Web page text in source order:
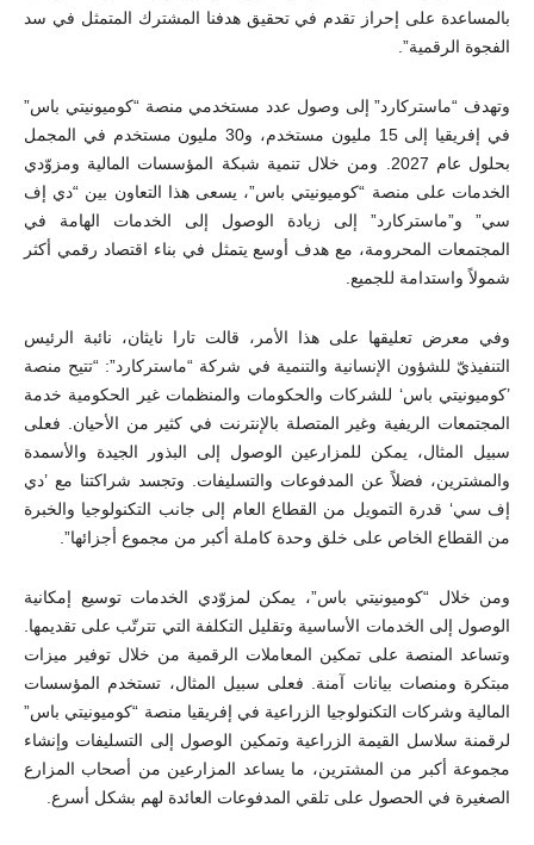
بالمساعدة على إحراز تقدم في تحقيق هدفنا المشترك المتمثل في سد
الفجوة الرقمية”.
وتهدف “ماستركارد” إلى وصول عدد مستخدمي منصة “كوميونيتي باس”
في إفريقيا إلى 15 مليون مستخدم، و30 مليون مستخدم في المجمل
بحلول عام 2027. ومن خلال تنمية شبكة المؤسسات المالية ومزوّدي
الخدمات على منصة “كوميونيتي باس”، يسعى هذا التعاون بين “دي إف
سي” و”ماستركارد” إلى زيادة الوصول إلى الخدمات الهامة في
المجتمعات المحرومة، مع هدف أوسع يتمثل في بناء اقتصاد رقمي أكثر
شمولاً واستدامة للجميع.
وفي معرض تعليقها على هذا الأمر، قالت تارا نايثان، نائبة الرئيس
التنفيذيّ للشؤون الإنسانية والتنمية في شركة “ماستركارد”: “تتيح منصة
’كوميونيتي باس‘ للشركات والحكومات والمنظمات غير الحكومية خدمة
المجتمعات الريفية وغير المتصلة بالإنترنت في كثير من الأحيان. فعلى
سبيل المثال، يمكن للمزارعين الوصول إلى البذور الجيدة والأسمدة
والمشترين، فضلاً عن المدفوعات والتسليفات. وتجسد شراكتنا مع ’دي
إف سي‘ قدرة التمويل من القطاع العام إلى جانب التكنولوجيا والخبرة
من القطاع الخاص على خلق وحدة كاملة أكبر من مجموع أجزائها”.
ومن خلال “كوميونيتي باس”، يمكن لمزوّدي الخدمات توسيع إمكانية
الوصول إلى الخدمات الأساسية وتقليل التكلفة التي تترتّب على تقديمها.
وتساعد المنصة على تمكين المعاملات الرقمية من خلال توفير ميزات
مبتكرة ومنصات بيانات آمنة. فعلى سبيل المثال، تستخدم المؤسسات
المالية وشركات التكنولوجيا الزراعية في إفريقيا منصة “كوميونيتي باس”
لرقمنة سلاسل القيمة الزراعية وتمكين الوصول إلى التسليفات وإنشاء
مجموعة أكبر من المشترين، ما يساعد المزارعين من أصحاب المزارع
الصغيرة في الحصول على تلقي المدفوعات العائدة لهم بشكل أسرع.